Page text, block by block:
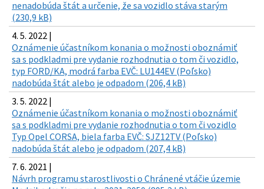
nenadobúda štát a určenie, že sa vozidlo stáva starým
(230,9 kB)
4. 5. 2022 |
Oznámenie účastníkom konania o možnosti oboznámiť
sa s podkladmi pre vydanie rozhodnutia o tom či vozidlo,
typ FORD/KA, modrá farba EVČ: LU144EV (Poľsko)
nadobúda štát alebo je odpadom (206,4 kB)
3. 5. 2022 |
Oznámenie účastníkom konania o možnosti oboznámiť
sa s podkladmi pre vydanie rozhodnutia o tom či vozidlo
Typ Opel CORSA, biela farba EVČ: SJZ12TV (Poľsko)
nadobúda štát alebo je odpadom (207,4 kB)
7. 6. 2021 |
Návrh programu starostlivosti o Chránené vtáčie územie